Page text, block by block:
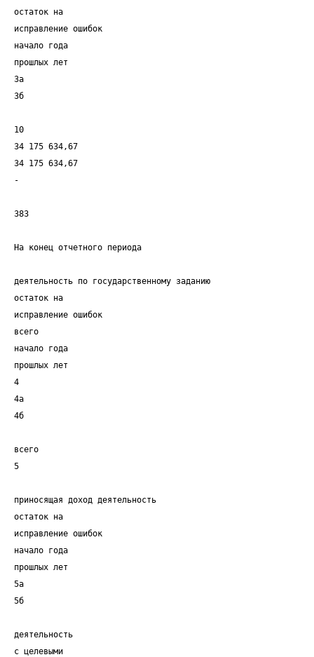
остаток на
исправление ошибок
начало года
прошлых лет
3а
3б
10
34 175 634,67
34 175 634,67
-
383
На конец отчетного периода
деятельность по государственному заданию
остаток на
исправление ошибок
всего
начало года
прошлых лет
4
4а
4б
всего
5
приносящая доход деятельность
остаток на
исправление ошибок
начало года
прошлых лет
5а
5б
деятельность
с целевыми